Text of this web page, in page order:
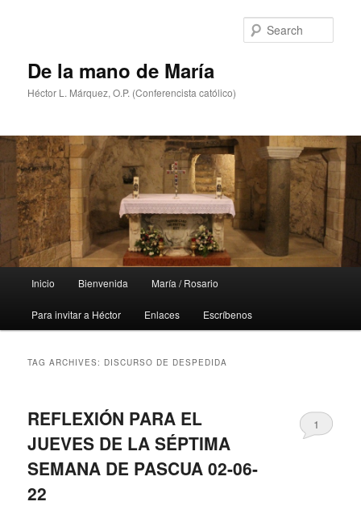
De la mano de María
Héctor L. Márquez, O.P. (Conferencista católico)
Inicio Bienvenida María / Rosario
Para invitar a Héctor Enlaces Escríbenos
TAG ARCHIVES: DISCURSO DE DESPEDIDA
REFLEXIÓN PARA EL
JUEVES DE LA SÉPTIMA
SEMANA DE PASCUA 02-06-
22
1